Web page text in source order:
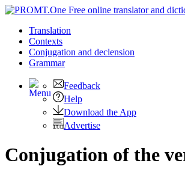
Translation
Contexts
Conjugation and declension
Grammar
Feedback
Help
Download the App
Advertise
Conjugation of the